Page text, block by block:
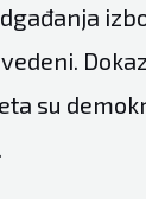
su